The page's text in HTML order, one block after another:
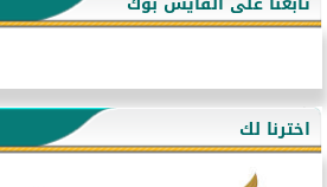
فقه النَّصيحة عند الصَّحابة الكرام رضي الله عنهم
هذه سبيلنا فماذا تنقمون؟!
أُسُـسُ بَـيْـتِ الـمُسْـلِمِ
اخترنا لك